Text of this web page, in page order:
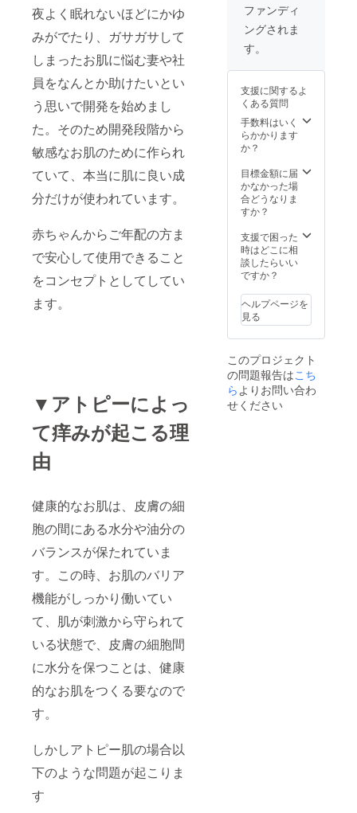
夜よく眠れないほどにかゆ
みがでたり、ガサガサして
しまったお肌に悩む妻や社
員をなんとか助けたいとい
う思いで開発を始めまし
た。そのため開発段階から
敏感なお肌のために作られ
ていて、本当に肌に良い成
分だけが使われています。
赤ちゃんからご年配の方ま
で安心して使用できること
をコンセプトとしてしてい
ます。
▼アトピーによっ
て痒みが起こる理
由
健康的なお肌は、皮膚の細
胞の間にある水分や油分の
バランスが保たれていま
す。この時、お肌のバリア
機能がしっかり働いてい
て、肌が刺激から守られて
いる状態で、皮膚の細胞間
に水分を保つことは、健康
的なお肌をつくる要なので
す。
しかしアトピー肌の場合以
下のような問題が起こりま
す
ファンディ
ングされま
す。
支援に関するよ
くある質問
手数料はいく
らかかります
か？
目標金額に届
かなかった場
合どうなりま
すか？
支援で困った
時はどこに相
談したらいい
ですか？
ヘルプページを
見る
このプロジェクト
の問題報告はこち
ら よりお問い合わ
せください